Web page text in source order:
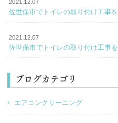
2021.12.07
佐世保市でトイレの取り付け工事を
2021.12.07
佐世保市でトイレの取り付け工事を
ブログカテゴリ
エアコンクリーニング